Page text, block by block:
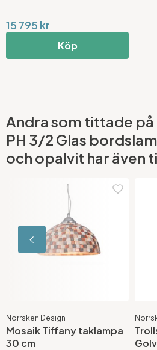
15 795 kr
Köp
Andra som tittade på
PH 3/2 Glas
och opalvit har även
Norrsken Design
Mosaik Tiffany taklampa
30 cm